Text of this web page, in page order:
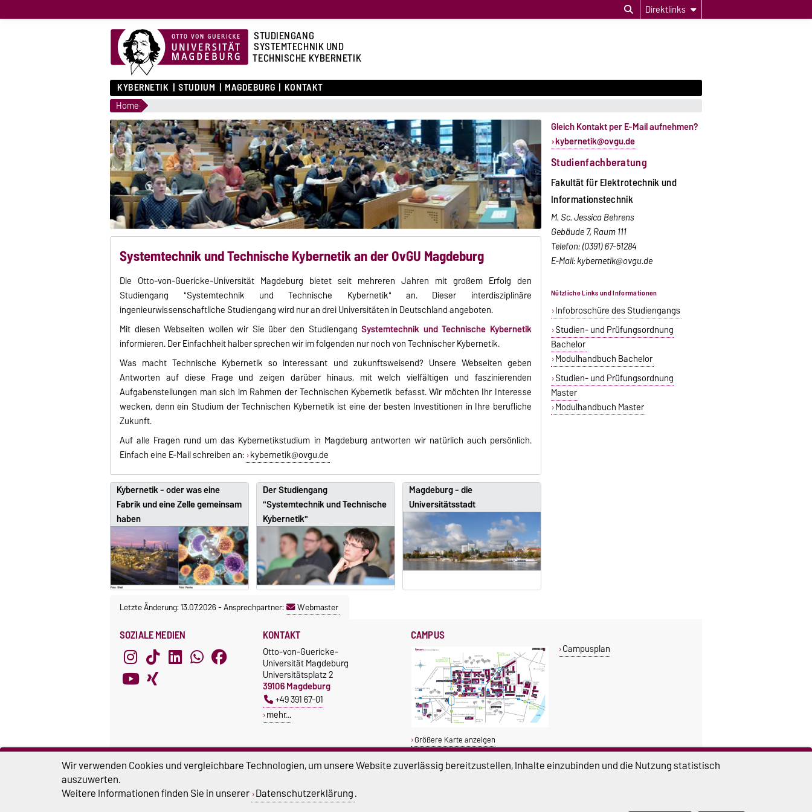
Direktlinks
STUDIENGANG
SYSTEMTECHNIK UND
TECHNISCHE KYBERNETIK
KYBERNETIK STUDIUM MAGDEBURG KONTAKT
Home
Systemtechnik und Technische Kybernetik an der OvGU Magdeburg
Die Otto-von-Guericke-Universität Magdeburg bietet seit mehreren Jahren mit großem Erfolg den
Studiengang "Systemtechnik und Technische Kybernetik" an. Dieser interdisziplinäre
ingenieurwissenschaftliche Studiengang wird nur an drei Universitäten in Deutschland angeboten.
Mit diesen Webseiten wollen wir Sie über den StudiengangSystemtechnik und Technische Kybernetik
informieren. Der Einfachheit halber sprechen wir im folgenden nur noch von Technischer Kybernetik.
Was macht Technische Kybernetik so interessant und zukunftsweisend? Unsere Webseiten geben
Antworten auf diese Frage und zeigen darüber hinaus, mit welch vielfältigen und faszinierenden
Aufgabenstellungen man sich im Rahmen der Technischen Kybernetik befasst. Wir möchten Ihr Interesse
wecken, denn ein Studium der Technischen Kybernetik ist eine der besten Investitionen in Ihre berufliche
Zukunft.
Auf alle Fragen rund um das Kybernetikstudium in Magdeburg antworten wir natürlich auch persönlich.
Einfach eine E-Mail schreiben an: kybernetik@ovgu.de
Kybernetik - oder was eine
Fabrik und eine Zelle gemeinsam
haben
Der Studiengang
"Systemtechnik und Technische
Kybernetik"
Magdeburg - die
Universitätsstadt
Gleich Kontakt per E-Mail aufnehmen?
kybernetik@ovgu.de
Studienfachberatung
Fakultät für Elektrotechnik und
Informationstechnik
M. Sc. Jessica Behrens
Gebäude 7, Raum 111
Telefon: (0391) 67-51284
E-Mail:kybernetik@ovgu.de
Nützliche Links und Informationen
Infobroschüre des Studiengangs
Studien- und Prüfungsordnung
Bachelor
Modulhandbuch Bachelor
Studien- und Prüfungsordnung
Master
Modulhandbuch Master
Letzte Änderung: 13.07.2026-Ansprechpartner: Webmaster
SOZIALE MEDIEN KONTAKT
Otto-von-Guericke-
Universität Magdeburg
Universitätsplatz 2
39106 Magdeburg
+49 391 67-01
mehr…
CAMPUS
Größere Karte anzeigen
Campusplan
DIESE SEITE
Wir verwenden Cookies und vergleichbare Technologien, um unsere Website zuverlässig bereitzustellen, Inhalte einzubinden und die Nutzung statistisch
auszuwerten.
Weitere Informationen finden Sie in unserer Datenschutzerklärung.